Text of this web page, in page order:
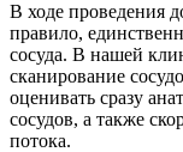
В ходе проведения
правило,
сосуда. В нашей
сканирование
оценивать сразу
сосудов, а также
потока.